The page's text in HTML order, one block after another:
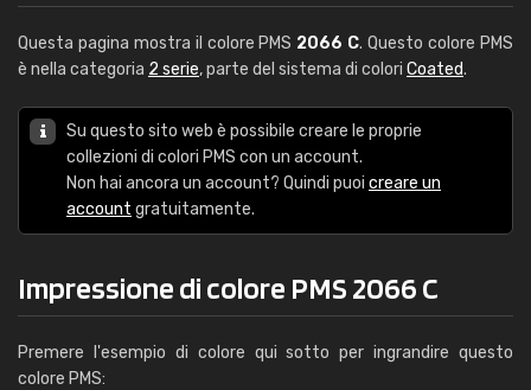
Questa pagina mostra il colore PMS 2066 C. Questo colore PMS
è nella categoria 2 serie, parte del sistema di colori Coated.
Su questo sito web è possibile creare le proprie
collezioni di colori PMS con un account.
Non hai ancora un account? Quindi puoi creare un
account gratuitamente.
Impressione di colore PMS 2066 C
Premere l'esempio di colore qui sotto per ingrandire questo
colore PMS: